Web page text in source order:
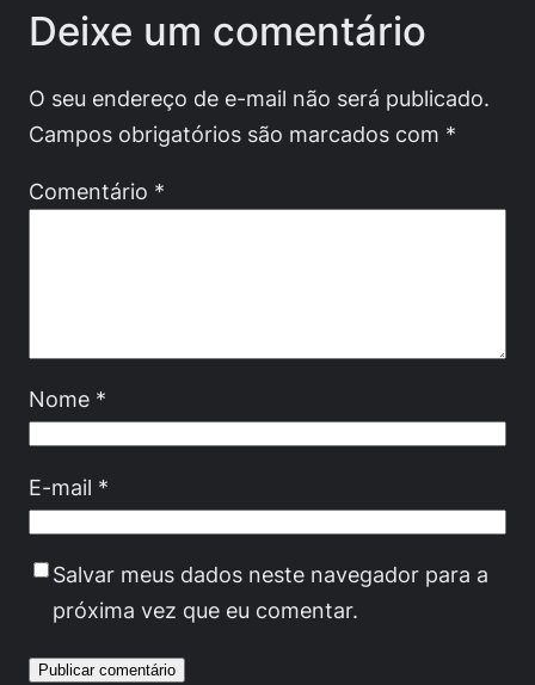
Deixe um comentário
O seu endereço de e-mail não será publicado.
Campos obrigatórios são marcados com *
Comentário *
Nome *
E-mail *
Salvar meus dados neste navegador para a
próxima vez que eu comentar.